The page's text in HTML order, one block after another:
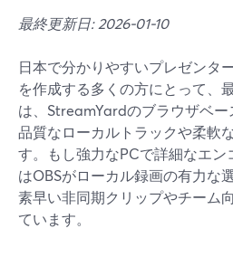
最終更新日: 2026-01-10
日本で分かりやすいプレゼンタ
を作成する多くの方にとって、
は、StreamYardのブラウザベ
品質なローカルトラックや柔軟
す。もし強力なPCで詳細なエ
はOBSがローカル録画の有力な
素早い非同期クリップやチーム
ています。